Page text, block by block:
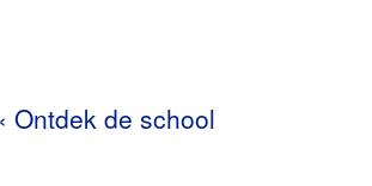
Ontdek de school